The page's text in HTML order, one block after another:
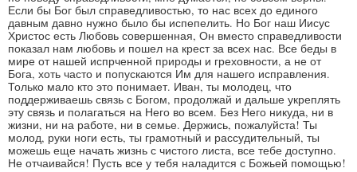
Если бы Бог был справедливостью, то нас всех до единого
давным давно нужно было бы испепелить. Но Бог наш Иисус
Христос есть Любовь совершенная, Он вместо справедливости
показал нам любовь и пошел на крест за всех нас. Все беды в
мире от нашей испрченной природы и греховности, а не от
Бога, хоть часто и попускаются Им для нашего исправления.
Только мало кто это понимает. Иван, ты молодец, что
поддерживаешь связь с Богом, продолжай и дальше укреплять
эту связь и полагаться на Него во всем. Без Него никуда, ни в
жизни, ни на работе, ни в семье. Держись, пожалуйста! Ты
молод, руки ноги есть, ты грамотный и рассудительный, ты
можешь еще начать жизнь с чистого листа, все тебе доступно.
Не отчаивайся! Пусть все у тебя наладится с Божьей помощью!